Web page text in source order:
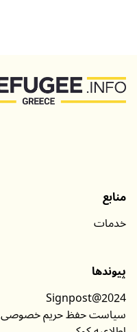
منابع
خدمات
پیوندها
Signpost@2024
سیاست حفظ حریم خصوصی